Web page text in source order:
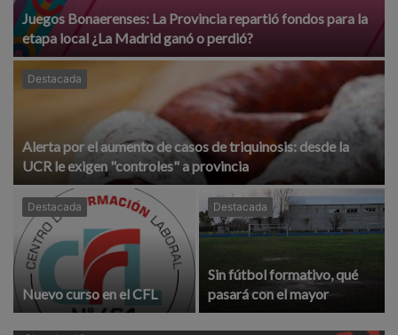
Juegos Bonaerenses: La Provincia repartió fondos para la
etapa local ¿La Madrid ganó o perdió?
Destacada
Alerta por el aumento de casos de triquinosis: desde la
UCR le exigen "controles" a provincia
Destacada
Nuevo curso en el CFL
Destacada
Sin fútbol formativo, qué
pasará con el mayor